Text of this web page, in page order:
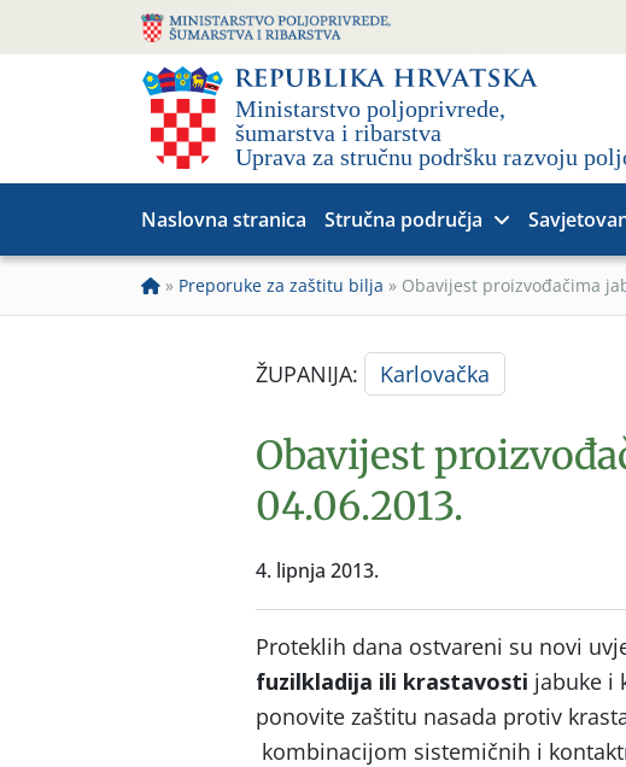
Naslovna stranica Stručna područja
» Preporuke za zaštitu bilja » Obavijest proizvođačima
ŽUPANIJA: Karlovačka
Obavijest
04.06.2013.
4. lipnja 2013.
Proteklih dana ostvareni su novi
fuzilkladija ili krastavosti jabuke i
ponovite zaštitu nasada protiv
kombinacijom sistemičnih i